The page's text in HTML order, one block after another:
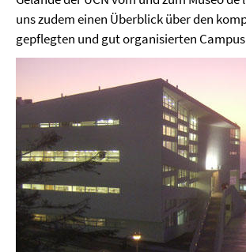
uns zudem einen Überblick über den
gepflegten und gut organisierten